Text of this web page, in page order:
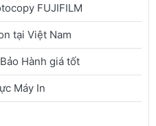
FUJIFILM
tại Việt Nam
Hành giá tốt
Máy In